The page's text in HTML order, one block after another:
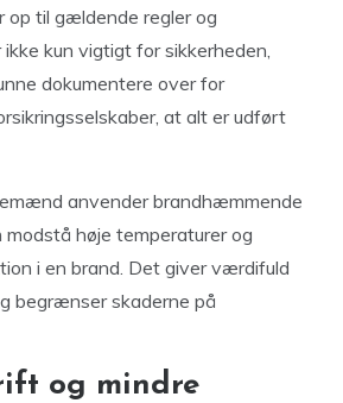
op til gældende regler og
kun vigtigt for sikkerheden,
dokumentere over for
at alt er udført
anvender brandhæmmende
modstå høje temperaturer og
i en brand. Det giver værdifuld
begrænser skaderne på
og mindre